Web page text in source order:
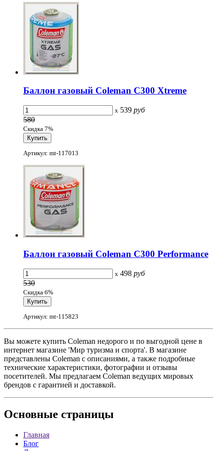
Баллон газовый Coleman C300 Xtreme
x 539 руб
580
Скидка 7%
Артикул: mt-117013
Баллон газовый Coleman C300 Performance
x 498 руб
530
Скидка 6%
Артикул: mt-115823
Вы можете купить Coleman недорого и по выгодной цене в
интернет магазине 'Мир туризма и спорта'. В магазине
представлены Coleman с описаниями, а также подробные
технические характеристики, фотографии и отзывы
посетителей. Мы предлагаем Coleman ведущих мировых
брендов с гарантией и доставкой.
Основные страницы
Главная
Блог